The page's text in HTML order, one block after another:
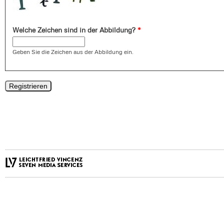
Welche Zeichen sind in der Abbildung? *
Geben Sie die Zeichen aus der Abbildung ein.